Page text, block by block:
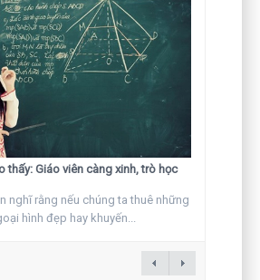
thấy: Giáo viên càng xinh, trò học
nghĩ rằng nếu chúng ta thuê những
hình đẹp hay khuyến...